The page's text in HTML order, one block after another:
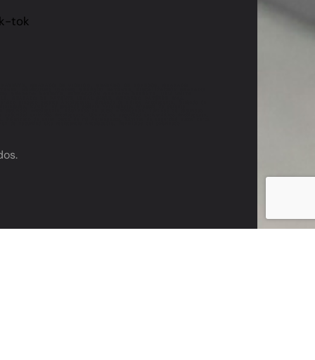
tok
GRABADO DE VIDRIOS, GRABADO DE ESPEJOS, GRABADO
de seguridad alta resistencia Antofagasta, Beneficios del polarizado